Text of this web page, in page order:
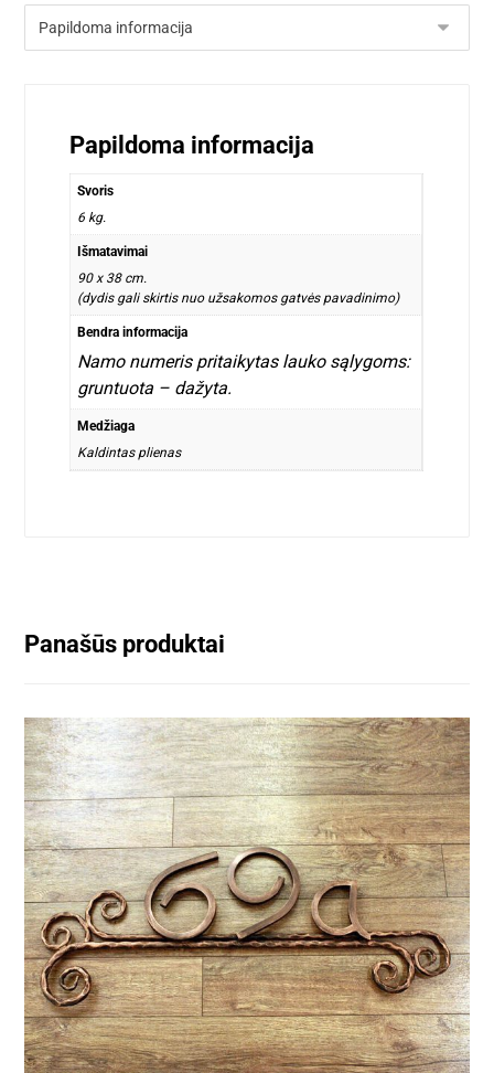
Papildoma informacija
Svoris
6 kg.
Išmatavimai
90 x 38 cm.
(dydis gali skirtis nuo užsakomos gatvės pavadinimo)
Bendra informacija
Namo numeris pritaikytas lauko sąlygoms:
gruntuota – dažyta.
Medžiaga
Kaldintas plienas
Panašūs produktai